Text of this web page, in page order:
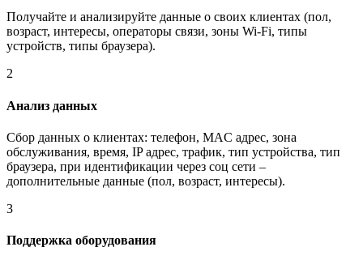
Получайте и анализируйте данные о своих клиентах (пол,
возраст, интересы, операторы связи, зоны Wi‑Fi, типы
устройств, типы браузера).
2
Анализ данных
Сбор данных о клиентах: телефон, MAC адрес, зона
обслуживания, время, IP адрес, трафик, тип устройства, тип
браузера, при идентификации через соц сети –
дополнительные данные (пол, возраст, интересы).
3
Поддержка оборудования